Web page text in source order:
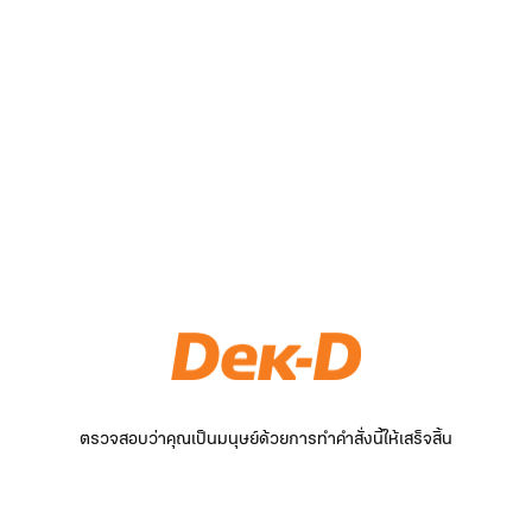
ตรวจสอบว่าคุณเป็นมนุษย์ด้วยการทำคำสั่งนี้ให้เสร็จสิ้น